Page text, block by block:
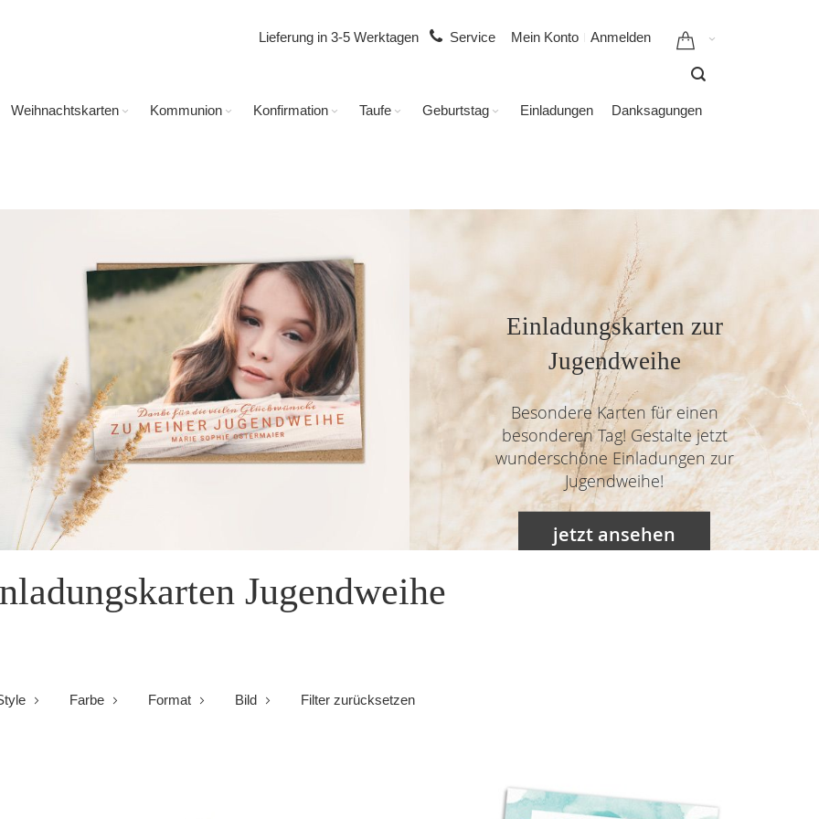
Mein Konto Anmelden
Lieferung in 3-5 Werktagen Service
Weihnachtskarten Kommunion Konfirmation Taufe Geburtstag Einladungen Danksagungen
Einladungskarten zur
Jugendweihe
Besondere Karten für einen
besonderen Tag! Gestalte jetzt
wunderschöne Einladungen zur
Jugendweihe!
jetzt ansehen
Jugendweihe
Farbe Format Bild Filter zurücksetzen